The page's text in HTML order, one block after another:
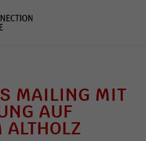
MAILING MIT
AUF
ALTHOLZ